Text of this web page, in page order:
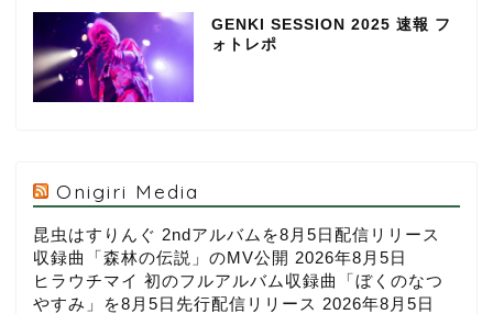
GENKI SESSION 2025 速報 フ
ォトレポ
Onigiri Media
昆虫はすりんぐ 2ndアルバムを8月5日配信リリース
収録曲「森林の伝説」のMV公開 2026年8月5日
ヒラウチマイ 初のフルアルバム収録曲「ぼくのなつ
やすみ」を8月5日先行配信リリース 2026年8月5日